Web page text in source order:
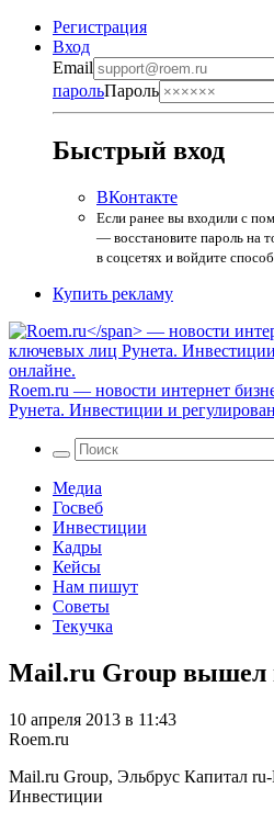
Регистрация
Вход
Email
парольПароль
Быстрый вход
ВКонтакте
Если ранее вы входили с
— восстановите пароль на
в соцсетях и войдите
Купить рекламу
Roem.ru — новости интернет
Рунета. Инвестиции и
Медиа
Госвеб
Инвестиции
Кадры
Кейсы
Нам пишут
Советы
Текучка
Mail.ru Group вышел
10 апреля 2013 в 11:43
Roem.ru
Mail.ru Group, Эльбрус Капитал
Инвестиции